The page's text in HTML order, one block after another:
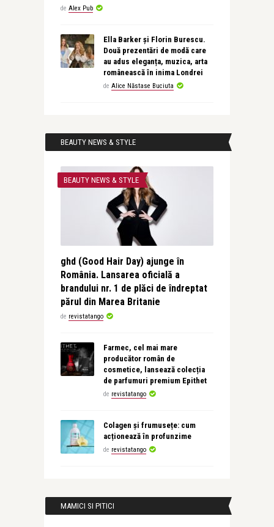
de Alex Pub
Ella Barker și Florin Burescu.
Două prezentări de modă care
au adus eleganța, muzica, arta
românească în inima Londrei
de Alice Năstase Buciuta
BEAUTY NEWS & STYLE
BEAUTY NEWS & STYLE
ghd (Good Hair Day) ajunge în
România. Lansarea oficială a
brandului nr. 1 de plăci de îndreptat
părul din Marea Britanie
de revistatango
Farmec, cel mai mare
producător român de
cosmetice, lansează colecția
de parfumuri premium Epithet
de revistatango
Colagen și frumusețe: cum
acționează în profunzime
de revistatango
MAMICI SI PITICI